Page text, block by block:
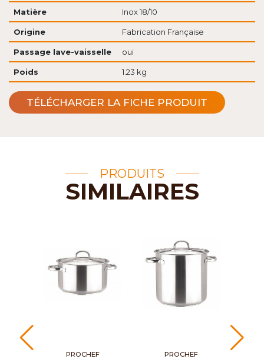
Matière Inox 18/10
Origine Fabrication Française
Passage lave-vaisselle oui
Poids 1.23 kg
TÉLÉCHARGER LA FICHE PRODUIT
PRODUITS
SIMILAIRES
PROCHEF PROCHEF